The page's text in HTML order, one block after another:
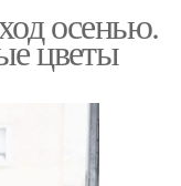
осенью.
цветы